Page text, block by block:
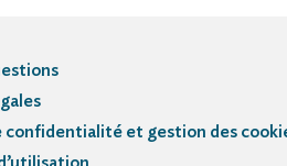
confidentialité et gestion des